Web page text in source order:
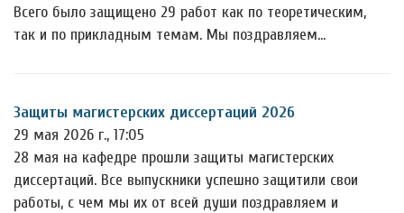
Всего было защищено 29 работ как по теоретическим,
так и по прикладным темам. Мы поздравляем…
Защиты магистерских диссертаций 2026
29 мая 2026 г., 17:05
28 мая на кафедре прошли защиты магистерских
диссертаций. Все выпускники успешно защитили свои
работы, с чем мы их от всей души поздравляем и